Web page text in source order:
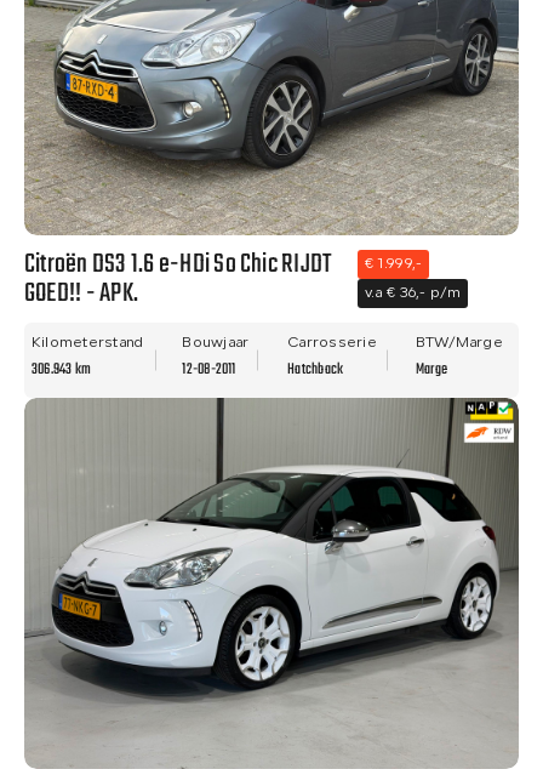
Citroën DS3 1.6 e-HDi So Chic RIJDT
GOED!! - APK.
€ 1.999,-
v.a € 36,- p/m
Kilometerstand
306.943 km
Bouwjaar
12-08-2011
Carrosserie
Hatchback
BTW/Marge
Marge